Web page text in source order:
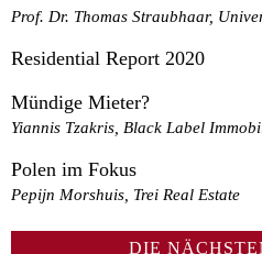
Prof. Dr. Thomas Straubhaar,
Residential Report 2020
Mündige Mieter?
Yiannis Tzakris, Black Label
Polen im Fokus
Pepijn Morshuis, Trei Real Estate
DIE